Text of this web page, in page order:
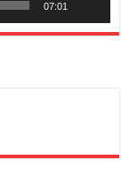
07:01